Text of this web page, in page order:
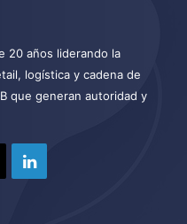
20 años liderando la
logística y cadena de
que generan autoridad y
LinkedIn